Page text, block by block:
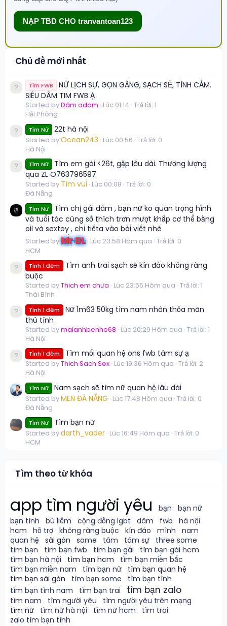
NẠP TBD CHO tranvantoan123
Chủ đề mới nhất
Tìm FWB
NỮ LỊCH SỰ, GỌN GÀNG, SẠCH SẼ, TÌNH CẢM.
SIÊU DÂM TIM FWB Ạ
Started byDâm adam Lúc 01:14 Trả lời: 1
Hải Phòng
Tìm Nữ 22t hà nội
Started byOcean243 Lúc 00:56 Trả lời: 0
Hà Nội
Tìm Nữ
Tìm em gái <26t, gặp lâu dài. Thương lượng
qua ZL O763796597
Started by Tìm vui Lúc 00:08 Trả lời: 0
Đà Nẵng
Tìm Nữ
Tìm chị gái dâm , bạn nữ ko quan trọng hình
và tuổi tác cùng sở thích trơn mượt khắp cơ thể bằng
oil và sextoy , chi tiếta vào bài viết nhé
Started byMr BL Lúc 23:58 Hôm qua Trả lời: 0
HCM
Tình 1 đêm
Tìm anh trai sạch sẽ kín đáo không ràng
buộc
Started byThich em chưa Lúc 23:55 Hôm qua Trả lời: 1
Thái Bình
Tình 1 đêm
Nữ 1m63 50kg tìm nam nhân thỏa mãn
thú tính
Started bymaianhbenho68 Lúc 20:29 Hôm qua Trả lời: 1
Hà Nội
Tình 1 đêm Tìm mối quan hệ ons fwb tâm sự ạ
Started byThich Sach Sex Lúc 19:36 Hôm qua Trả lời: 2
Hà Nội
Tìm Nữ Nam sạch sẽ tìm nữ quan hệ lâu dài
Started byMEN ĐÀ NẴNG Lúc 17:48 Hôm qua Trả lời: 0
Đà Nẵng
Tìm Nữ Tìm bạn nữ
Started bydarth_vader Lúc 16:49 Hôm qua Trả lời: 0
HCM
Tìm theo từ khóa
app tìm người yêu bạn
bạn nữ
bạn tình
bú liếm cộng đồng lgbt dâm fwb
hà nội
hcm
hỗ trợ không ràng buộc kín đáo mình
nam
quan hệ sài gòn some tâm tâm sự
three some
tìm bạn
tìm bạn fwb tìm bạn gái
tìm bạn gái hcm
tìm bạn hà nội
tìm bạn hcm
tìm bạn miền bắc
tìm bạn miền nam
tìm bạn nữ
tìm bạn quan hệ
tìm bạn sài gòn
tìm bạn some
tìm bạn tình
tìm bạn tình nam
tìm bạn trai tìm bạn zalo
tìm nam tìm người yêu
tìm người yêu trên mạng
tìm nữ
tìm nữ hà nội tìm nữ hcm
tìm trai
zalo tìm bạn tình